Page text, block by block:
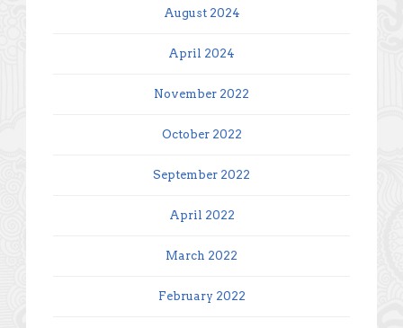
August 2024
April 2024
November 2022
October 2022
September 2022
April 2022
March 2022
February 2022